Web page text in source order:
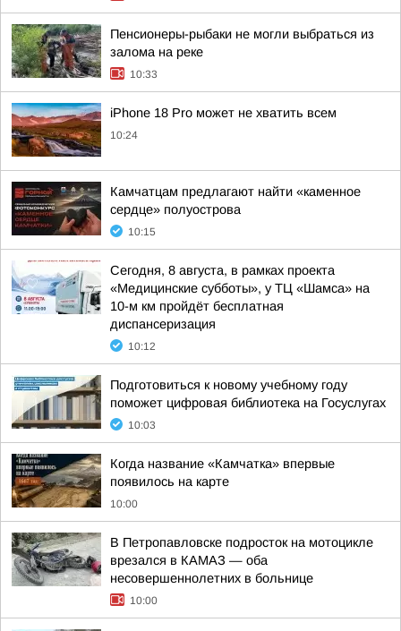
Пенсионеры-рыбаки не могли выбраться из
залома на реке
10:33
iPhone 18 Pro может не хватить всем
10:24
Камчатцам предлагают найти «каменное
сердце» полуострова
10:15
Сегодня, 8 августа, в рамках проекта
«Медицинские субботы», у ТЦ «Шамса» на
10-м км пройдёт бесплатная
диспансеризация
10:12
Подготовиться к новому учебному году
поможет цифровая библиотека на Госуслугах
10:03
Когда название «Камчатка» впервые
появилось на карте
10:00
В Петропавловске подросток на мотоцикле
врезался в КАМАЗ — оба
несовершеннолетних в больнице
10:00